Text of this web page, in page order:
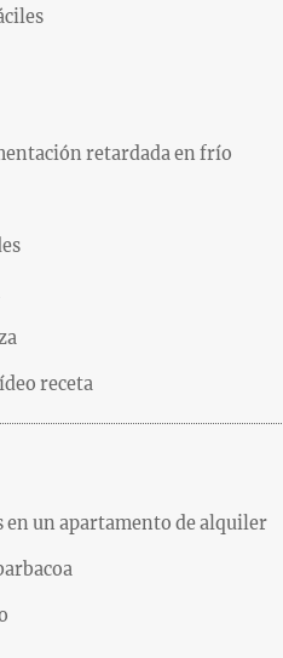
retardada en frío
receta
en un apartamento de alquiler